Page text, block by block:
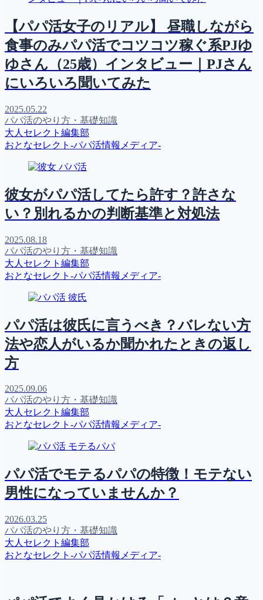
【パパ活女子のリアル】 昼職しながら
食事のみパパ活でコツコツ稼ぐ系PJゆ
ゆさん（25歳）インタビュー｜PJさん
にいろいろ聞いてみた
2025.05.22
パパ活のやり方・基礎知識
大人セレクト編集部
おとなセレクト-パパ活情報メディア-
彼女がパパ活してたら許す？許さな
い？別れるかの判断基準と対処法
2025.08.18
パパ活のやり方・基礎知識
大人セレクト編集部
おとなセレクト-パパ活情報メディア-
パパ活は彼氏に言うべき？バレない方
法や恋人がいるか聞かれたときの返し
方
2025.09.06
パパ活のやり方・基礎知識
大人セレクト編集部
おとなセレクト-パパ活情報メディア-
パパ活でモテるパパの特徴！モテない
男性になっていませんか？
2026.03.25
パパ活のやり方・基礎知識
大人セレクト編集部
おとなセレクト-パパ活情報メディア-